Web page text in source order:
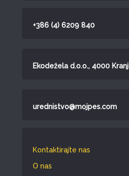
+386 (4) 6209 840
Ekodežela d.o.o., 4000 Kranj
urednistvo@mojpes.com
Kontaktirajte nas
O nas